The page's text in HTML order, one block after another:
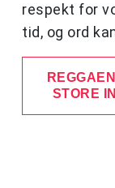
respekt for
tid, og ord
STORE